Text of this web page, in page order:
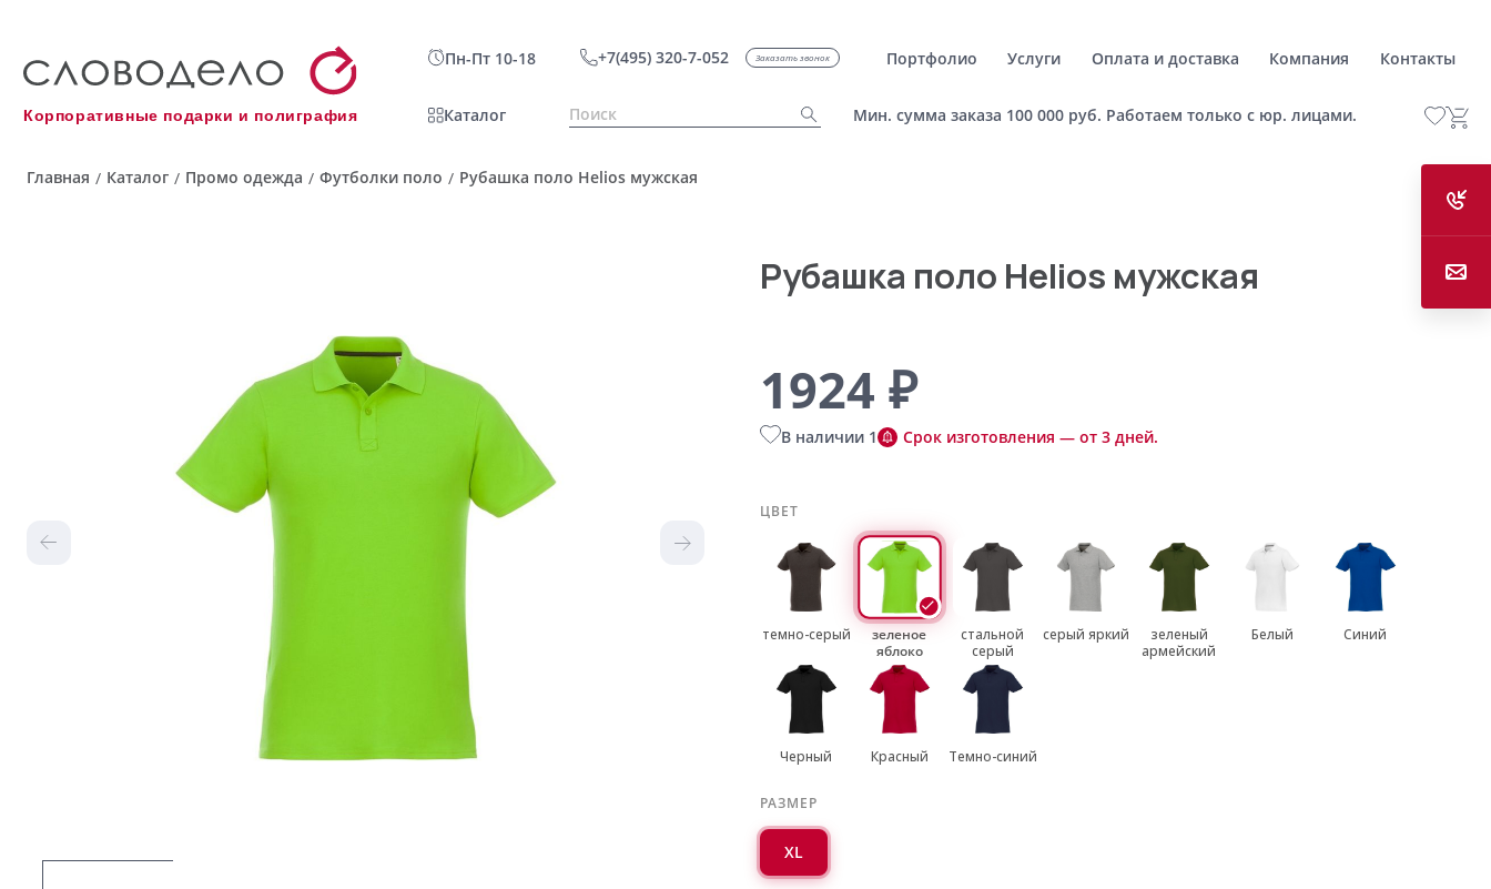
Корпоративные подарки и полиграфия
Пн-Пт 10-18 +7(495) 320-7-052 Заказать звонок Портфолио Услуги Оплата и доставка Компания Контакты
Каталог Мин. сумма заказа 100 000 руб. Работаем только с юр. лицами.
Главная / Каталог / Промо одежда / Футболки поло / Рубашка поло Helios мужская
Рубашка поло Helios мужская
1924 ₽
В наличии 1 Срок изготовления — от 3 дней.
ЦВЕТ
темно-серый
зеленое
яблоко
стальной
серый
серый яркий
зеленый
армейский
Белый Синий
Черный Красный Темно-синий
РАЗМЕР
XL